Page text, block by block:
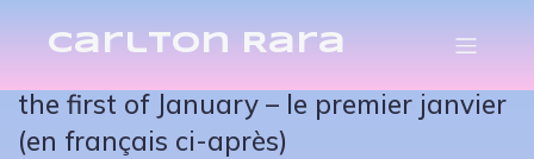
Carlton Rara
Carlton Rara – 8 January 2026 – 18h20
the first of January – le premier janvier
(en français ci-après)